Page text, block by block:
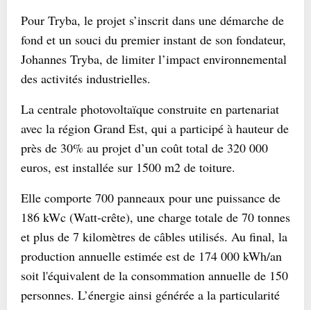
Pour Tryba, le projet s’inscrit dans une démarche de
fond et un souci du premier instant de son fondateur,
Johannes Tryba, de limiter l’impact environnemental
des activités industrielles.
La centrale photovoltaïque construite en partenariat
avec la région Grand Est, qui a participé à hauteur de
près de 30% au projet d’un coût total de 320 000
euros, est installée sur 1500 m2 de toiture.
Elle comporte 700 panneaux pour une puissance de
186 kWc (Watt-crête), une charge totale de 70 tonnes
et plus de 7 kilomètres de câbles utilisés. Au final, la
production annuelle estimée est de 174 000 kWh/an
soit l'équivalent de la consommation annuelle de 150
personnes. L’énergie ainsi générée a la particularité